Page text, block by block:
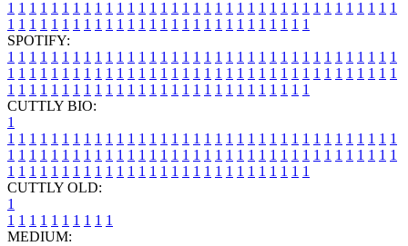
1 1 1 1 1 1 1 1 1 1 1 1 1 1 1 1 1 1 1 1 1 1 1 1 1 1 1 1 1 1 1 1 1 1 1 1
1 1 1 1 1 1 1 1 1 1 1 1 1 1 1 1 1 1 1 1 1 1 1 1 1 1 1 1
SPOTIFY:
1 1 1 1 1 1 1 1 1 1 1 1 1 1 1 1 1 1 1 1 1 1 1 1 1 1 1 1 1 1 1 1 1 1 1 1
1 1 1 1 1 1 1 1 1 1 1 1 1 1 1 1 1 1 1 1 1 1 1 1 1 1 1 1 1 1 1 1 1 1 1 1
1 1 1 1 1 1 1 1 1 1 1 1 1 1 1 1 1 1 1 1 1 1 1 1 1 1 1 1
CUTTLY BIO:
1
1 1 1 1 1 1 1 1 1 1 1 1 1 1 1 1 1 1 1 1 1 1 1 1 1 1 1 1 1 1 1 1 1 1 1 1
1 1 1 1 1 1 1 1 1 1 1 1 1 1 1 1 1 1 1 1 1 1 1 1 1 1 1 1 1 1 1 1 1 1 1 1
1 1 1 1 1 1 1 1 1 1 1 1 1 1 1 1 1 1 1 1 1 1 1 1 1 1 1 1
CUTTLY OLD:
1
1 1 1 1 1 1 1 1 1 1
MEDIUM: